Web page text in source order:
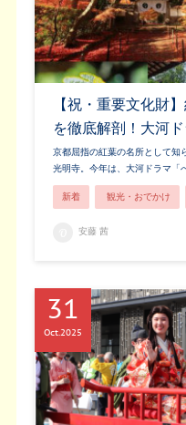
【祝・重要文化財
を徹底解剖！大河
京都屈指の紅葉の名所として知
光明寺。今年は、大河ドラマ
新着 観光・おでかけ
安藤 茜
31
Oct2025